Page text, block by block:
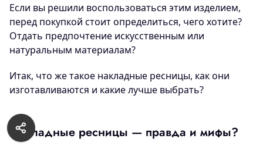
Если вы решили воспользоваться этим изделием,
перед покупкой стоит определиться, чего хотите?
Отдать предпочтение искусственным или
натуральным материалам?
Итак, что же такое накладные ресницы, как они
изготавливаются и какие лучше выбрать?
Накладные ресницы — правда и мифы?